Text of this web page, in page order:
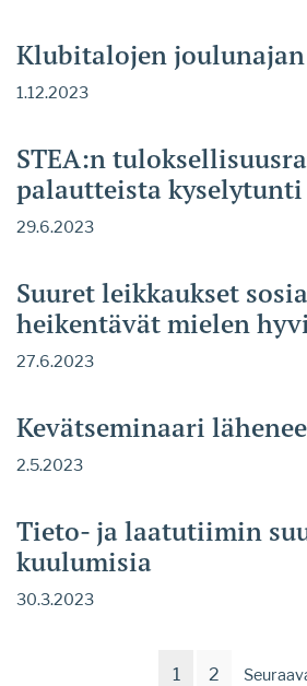
Klubitalojen
1.12.2023
STEA:n
palautteista kyselytunti
29.6.2023
Suuret leikkaukset
heikentävät mielen
27.6.2023
Kevätseminaari
2.5.2023
Tieto- ja laatutiimin
kuulumisia
30.3.2023
1 2